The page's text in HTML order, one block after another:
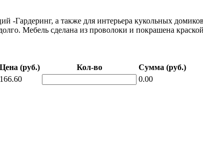
-Гардеринг, а также для интерьера кукольных
Мебель сделана из проволоки и покрашена
Цена (руб.) Кол-во
Сумма (руб.)
166.60
0.00